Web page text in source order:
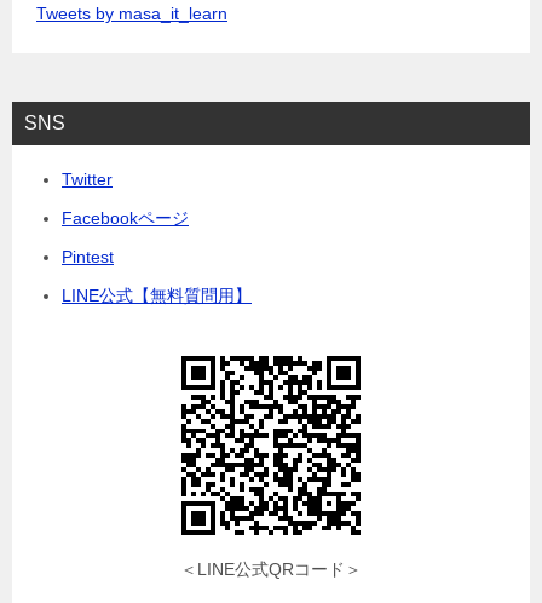
Tweets by masa_it_learn
SNS
Twitter
Facebookページ
Pintest
LINE公式【無料質問用】
＜LINE公式QRコード＞